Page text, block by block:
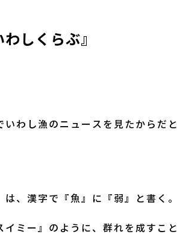
しくらぶ』
いわし漁のニュースを見たからだ
、漢字で『魚』に『弱』と書く
ミー』のように、群れを成すこ